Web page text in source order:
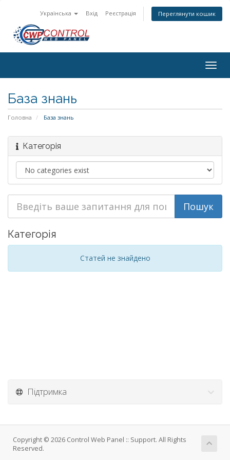
Українська Вхід Реєстрація Переглянути кошик
База знань
Головна База знань
Категорія
Категорія
Статей не знайдено
Підтримка
Copyright © 2026 Control Web Panel :: Support. All Rights
Reserved.